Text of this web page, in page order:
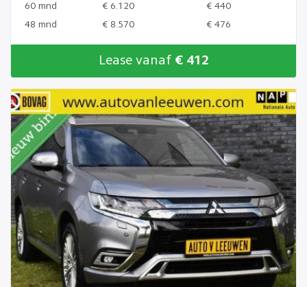
60 mnd
€ 6.120
€ 440
48 mnd
€ 8.570 € 476
Lease vanaf € 412